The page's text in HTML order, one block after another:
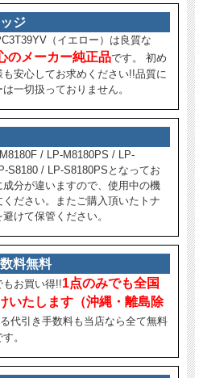
ジ
（イエロー）は良質な
のメーカー純正品です。 初め
安心してお求めください!!品質に
一切扱っておりません。
/ LP-M8180PS / LP-
S8180 / LP-S8180PSとなってお
分が違いますので、使用中の機
ださい。またご購入頂いたトナ
けて保管ください。
料無料
もお買い得!!1点のみでも全国
いたします（沖縄・離島除
代引き手数料も当店なら全て無料
。